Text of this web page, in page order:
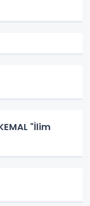
"İlim